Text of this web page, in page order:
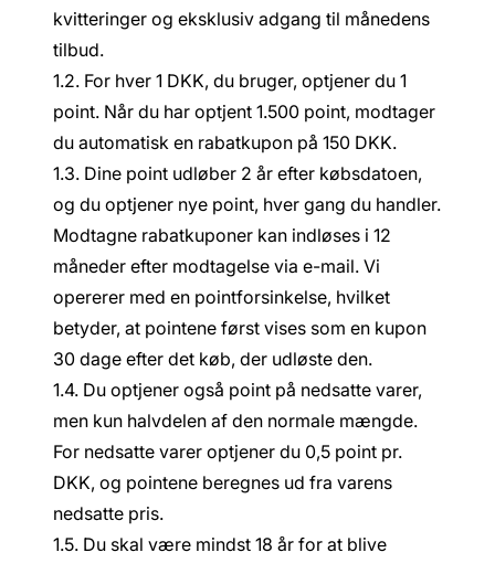
kvitteringer og eksklusiv adgang til månedens
tilbud.
1.2. For hver 1 DKK, du bruger, optjener du 1
point. Når du har optjent 1.500 point, modtager
du automatisk en rabatkupon på 150 DKK.
1.3. Dine point udløber 2 år efter købsdatoen,
og du optjener nye point, hver gang du handler.
Modtagne rabatkuponer kan indløses i 12
måneder efter modtagelse via e-mail. Vi
opererer med en pointforsinkelse, hvilket
betyder, at pointene først vises som en kupon
30 dage efter det køb, der udløste den.
1.4. Du optjener også point på nedsatte varer,
men kun halvdelen af den normale mængde.
For nedsatte varer optjener du 0,5 point pr.
DKK, og pointene beregnes ud fra varens
nedsatte pris.
1.5. Du skal være mindst 18 år for at blive